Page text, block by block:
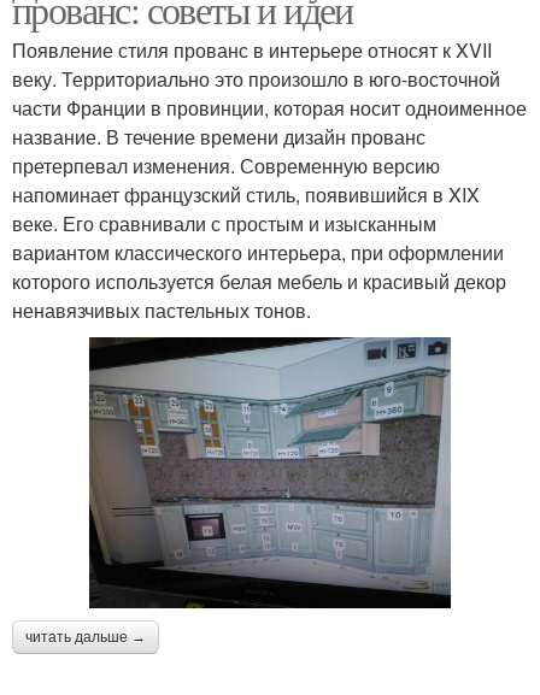
Появление стиля прованс в интерьере относят к XVII
веку. Территориально это произошло в юго-восточной
части Франции в провинции, которая носит одноименное
название. В течение времени дизайн прованс
претерпевал изменения. Современную версию
напоминает французский стиль, появившийся в XIX
веке. Его сравнивали с простым и изысканным
вариантом классического интерьера, при оформлении
которого используется белая мебель и красивый декор
ненавязчивых пастельных тонов.
читать дальше →